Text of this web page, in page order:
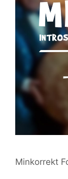
Minkorrekt